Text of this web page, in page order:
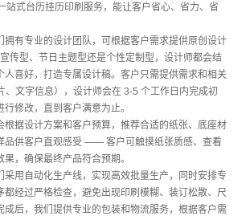
站式台历挂历印刷服务，能让客户省心、省力、省
拥有专业的设计团队，可根据客户需求提供原创设计
传型、节日主题型还是个性定制型，设计师都会结
人喜好，打造专属设计稿。客户只需提供需求和相关
、文字信息），设计师会在 3-5 个工作日内完成初
修改，直到客户满意为止。
根据设计方案和客户预算，推荐合适的纸张、底座材
品供客户直观感受 —— 客户可触摸纸张质感、查看
，确保最终产品符合预期。
采用自动化生产线，实现高效批量生产，同时安排专
都经过严格检查，避免出现印刷模糊、装订松散、尺
成后，我们提供专业的包装和物流服务，根据客户需